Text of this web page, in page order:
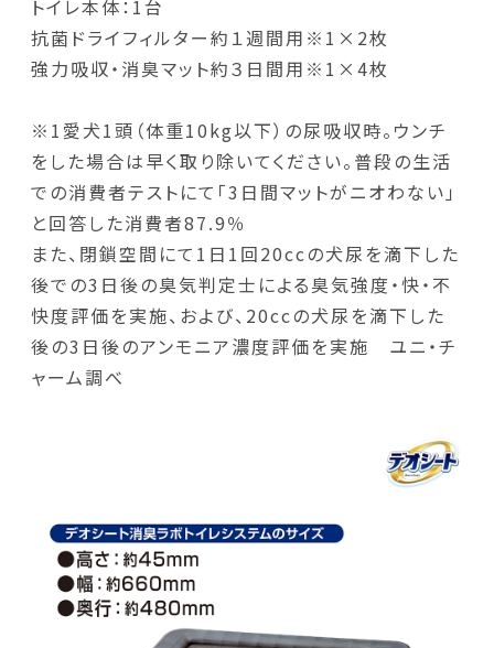
トイレ本体：1台
抗菌ドライフィルター約１週間用※1×2枚
強力吸収・消臭マット約３日間用※1×4枚
※1愛犬1頭（体重10kg以下）の尿吸収時。ウンチ
をした場合は早く取り除いてください。普段の生活
での消費者テストにて「3日間マットがニオわない」
と回答した消費者87.9％
また、閉鎖空間にて1日1回20ccの犬尿を滴下した
後での3日後の臭気判定士による臭気強度・快・不
快度評価を実施、および、20ccの犬尿を滴下した
後の3日後のアンモニア濃度評価を実施 ユニ・チ
ャーム調べ